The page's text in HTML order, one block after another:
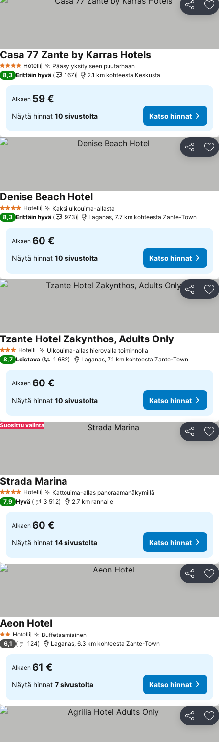
Jaa
4 Tähtiluokitus
Hotelli Pääsy yksityiseen puutarhaan
Casa 77 Zante by Karras Hotels
8,3 Erittäin hyvä 167 2.1 km kohteesta Keskusta
Alkaen 59 €
Näytä hinnat 10 sivustolta Katso hinnat
Jaa
4 Tähtiluokitus
Hotelli Kaksi ulkouima-allasta
Denise Beach Hotel
8,3 Erittäin hyvä 973 Laganas, 7.7 km kohteesta Zante-Town
Alkaen 60 €
Näytä hinnat 10 sivustolta Katso hinnat
Jaa
3 Tähtiluokitus
Hotelli Ulkouima-allas hierovalla toiminnolla
Tzante Hotel Zakynthos, Adults Only
8,7 Loistava 1 682 Laganas, 7.1 km kohteesta Zante-Town
Alkaen 60 €
Näytä hinnat 10 sivustolta Katso hinnat
Jaa
Suosittu valinta
4 Tähtiluokitus
Hotelli Kattouima-allas panoraamanäkymillä
Strada Marina
7,9 Hyvä 3 512 2.7 km rannalle
Alkaen 60 €
Näytä hinnat 14 sivustolta Katso hinnat
Jaa
2 Tähtiluokitus
Hotelli Buffetaamiainen
Aeon Hotel
6,1 124 Laganas, 6.3 km kohteesta Zante-Town
Alkaen 61 €
Näytä hinnat 7 sivustolta Katso hinnat
Jaa